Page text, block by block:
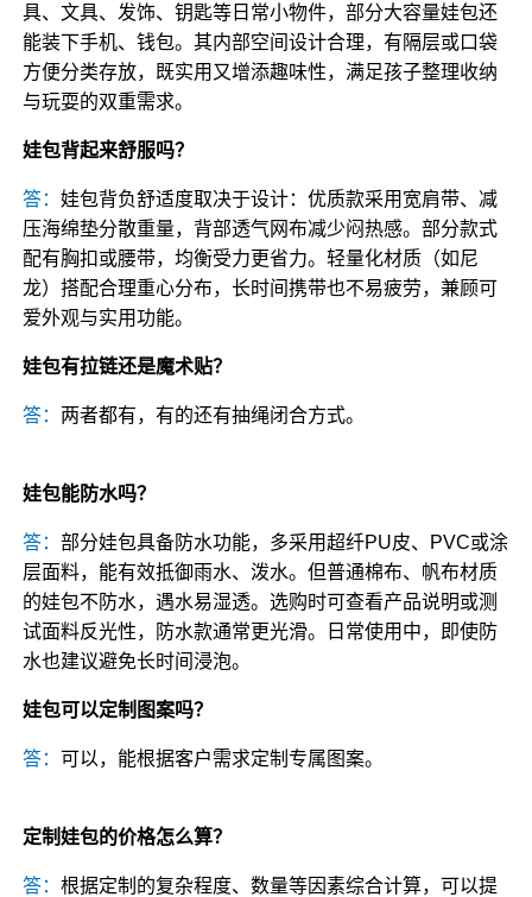
具、文具、发饰、钥匙等日常小物件，部分大容量娃包还
能装下手机、钱包。其内部空间设计合理，有隔层或口袋
方便分类存放，既实用又增添趣味性，满足孩子整理收纳
与玩耍的双重需求。
娃包背起来舒服吗？
答： 娃包背负舒适度取决于设计：优质款采用宽肩带、减
压海绵垫分散重量，背部透气网布减少闷热感。部分款式
配有胸扣或腰带，均衡受力更省力。轻量化材质（如尼
龙）搭配合理重心分布，长时间携带也不易疲劳，兼顾可
爱外观与实用功能。
娃包有拉链还是魔术贴？
答： 两者都有，有的还有抽绳闭合方式。
娃包能防水吗？
答： 部分娃包具备防水功能，多采用超纤PU皮、PVC或涂
层面料，能有效抵御雨水、泼水。但普通棉布、帆布材质
的娃包不防水，遇水易湿透。选购时可查看产品说明或测
试面料反光性，防水款通常更光滑。日常使用中，即使防
水也建议避免长时间浸泡。
娃包可以定制图案吗？
答： 可以，能根据客户需求定制专属图案。
定制娃包的价格怎么算？
答： 根据定制的复杂程度、数量等因素综合计算，可以提